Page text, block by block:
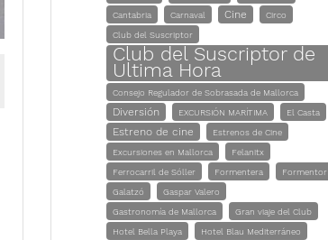
Cantabria
Carnaval Cine
Circo
Club del Suscriptor
Club del Suscriptor de
Ultima Hora
Consejo Regulador de Sobrasada de Mallorca
Diversión EXCURSIÓN MARÍTIMA El Casta
Estreno de cine
Estrenos de Cine
Excursiones en Mallorca
Felanitx
Ferrocarril de Sóller
Formentera
Formentor
Galatzó
Gaspar Valero
Gastronomía de Mallorca
Gran viaje del Club
Hotel Bella Playa
Hotel Blau Mediterráneo